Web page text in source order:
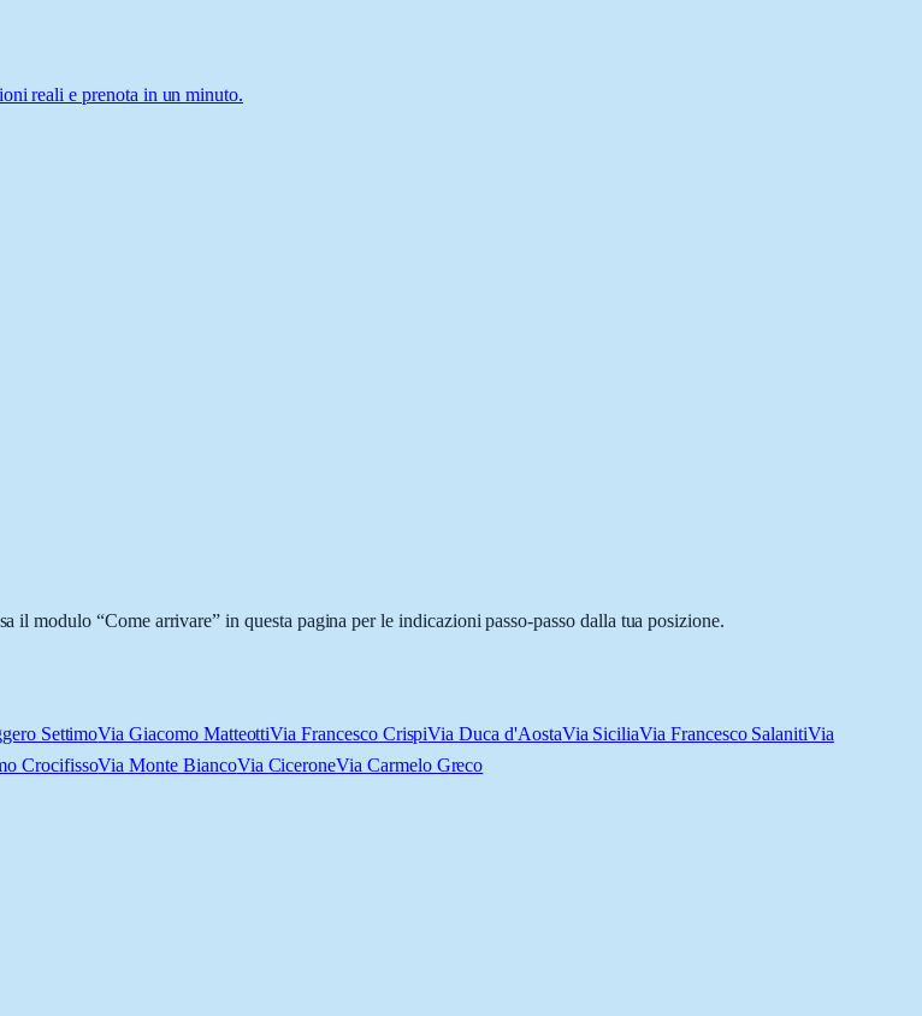
reali e prenota in un minuto.
modulo “Come arrivare” in questa pagina per le indicazioni passo-passo dalla tua posizione.
SettimoVia Giacomo MatteottiVia Francesco CrispiVia Duca d'AostaVia SiciliaVia Francesco SalanitiVia
CrocifissoVia Monte BiancoVia CiceroneVia Carmelo Greco